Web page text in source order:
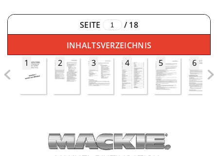
SEITE / 18
INHALTSVERZEICHNIS
1
2 3 4 5 6